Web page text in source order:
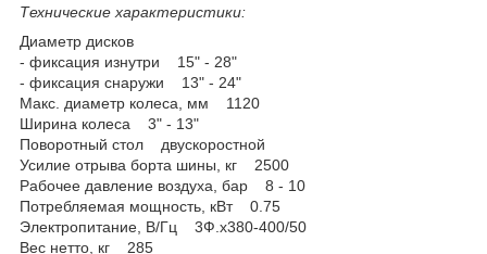
Технические характеристики:
Диаметр дисков
- фиксация изнутри 15" - 28"
- фиксация снаружи 13" - 24"
Макс. диаметр колеса, мм 1120
Ширина колеса 3" - 13"
Поворотный стол двускоростной
Усилие отрыва борта шины, кг 2500
Рабочее давление воздуха, бар 8 - 10
Потребляемая мощность, кВт 0.75
Электропитание, В/Гц 3Ф.х380-400/50
Вес нетто, кг 285